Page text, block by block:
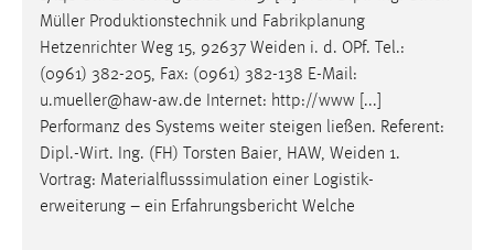
Müller Produktionstechnik und Fabrikplanung
Hetzenrichter Weg 15, 92637 Weiden i. d. OPf. Tel.:
(0961) 382-205, Fax: (0961) 382-138 E-Mail:
u.mueller@haw-aw.de Internet: http://www [...]
Performanz des Systems weiter steigen ließen. Referent:
Dipl.-Wirt. Ing. (FH) Torsten Baier, HAW, Weiden 1.
Vortrag: Materialflusssimulation einer Logistik-
erweiterung – ein Erfahrungsbericht Welche